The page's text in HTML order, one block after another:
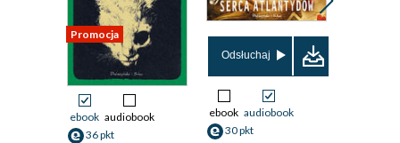
Promocja
ebook audiobook
36 pkt
Odsłuchaj
ebook audiobook
30 pkt